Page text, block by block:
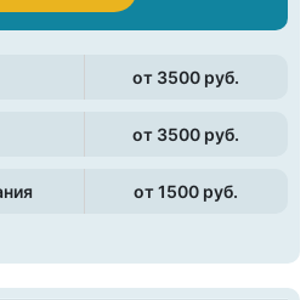
от 3500 pуб.
от 3500 pуб.
от 1500 pуб.